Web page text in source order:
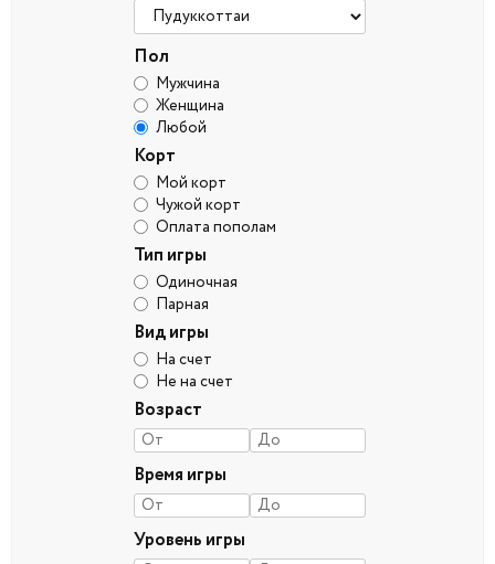
Пол
Мужчина
Женщина
Любой
Корт
Мой корт
Чужой корт
Оплата пополам
Тип игры
Одиночная
Парная
Вид игры
На счет
Не на счет
Возраст
Время игры
Уровень игры